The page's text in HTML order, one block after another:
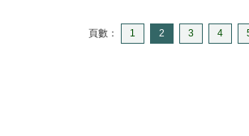
頁數： 1 2 3 4